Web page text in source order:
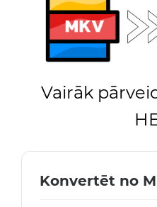
Vairāk
Konvertēt no